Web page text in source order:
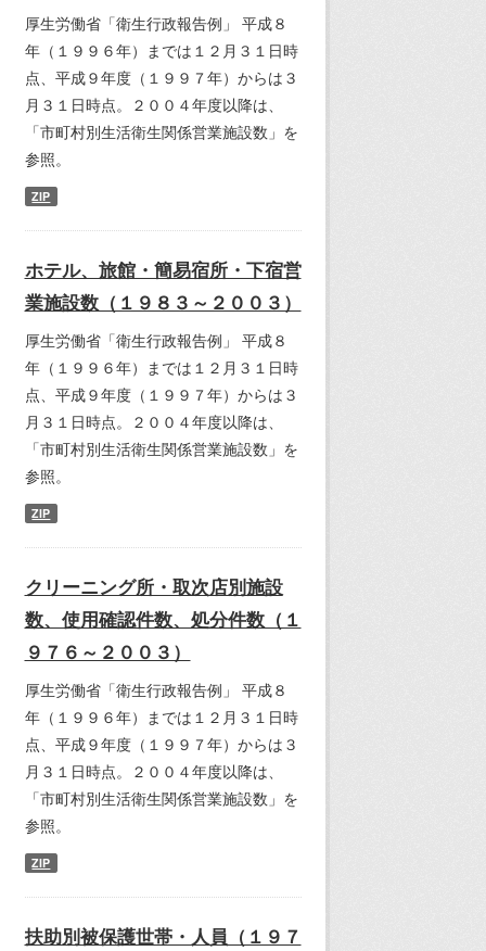
厚生労働省「衛生行政報告例」 平成８
年（１９９６年）までは１２月３１日時
点、平成９年度（１９９７年）からは３
月３１日時点。２００４年度以降は、
「市町村別生活衛生関係営業施設数」を
参照。
ZIP
ホテル、旅館・簡易宿所・下宿営
業施設数（１９８３～２００３）
厚生労働省「衛生行政報告例」 平成８
年（１９９６年）までは１２月３１日時
点、平成９年度（１９９７年）からは３
月３１日時点。２００４年度以降は、
「市町村別生活衛生関係営業施設数」を
参照。
ZIP
クリーニング所・取次店別施設
数、使用確認件数、処分件数（１
９７６～２００３）
厚生労働省「衛生行政報告例」 平成８
年（１９９６年）までは１２月３１日時
点、平成９年度（１９９７年）からは３
月３１日時点。２００４年度以降は、
「市町村別生活衛生関係営業施設数」を
参照。
ZIP
扶助別被保護世帯・人員（１９７